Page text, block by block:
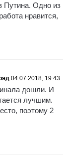
Путина. Одно из
нравится,
04.07.2018, 19:43
дошли. И
лучшим.
поэтому 2